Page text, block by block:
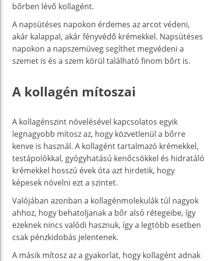
bőrben lévő kollagént.
A napsütéses napokon érdemes az arcot védeni,
akár kalappal, akár fényvédő krémekkel. Napsütéses
napokon a napszemüveg segíthet megvédeni a
szemet is és a szem körül található finom bőrt is.
A kollagén mítoszai
A kollagénszint növelésével kapcsolatos egyik
legnagyobb mítosz az, hogy közvetlenül a bőrre
kenve is használ. A kollagént tartalmazó krémekkel,
testápolókkal, gyógyhatású kenőcsökkel és hidratáló
krémekkel hosszú évek óta azt hirdetik, hogy
képesek növelni ezt a szintet.
Valójában azonban a kollagénmolekulák túl nagyok
ahhoz, hogy behatoljanak a bőr alsó rétegeibe, így
ezeknek nincs valódi hasznuk, így a legtöbb esetben
csak pénzkidobás jelentenek.
A másik mítosz az a gyakorlat, hogy kollagént adnak